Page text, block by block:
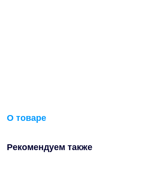
О товаре
Рекомендуем также